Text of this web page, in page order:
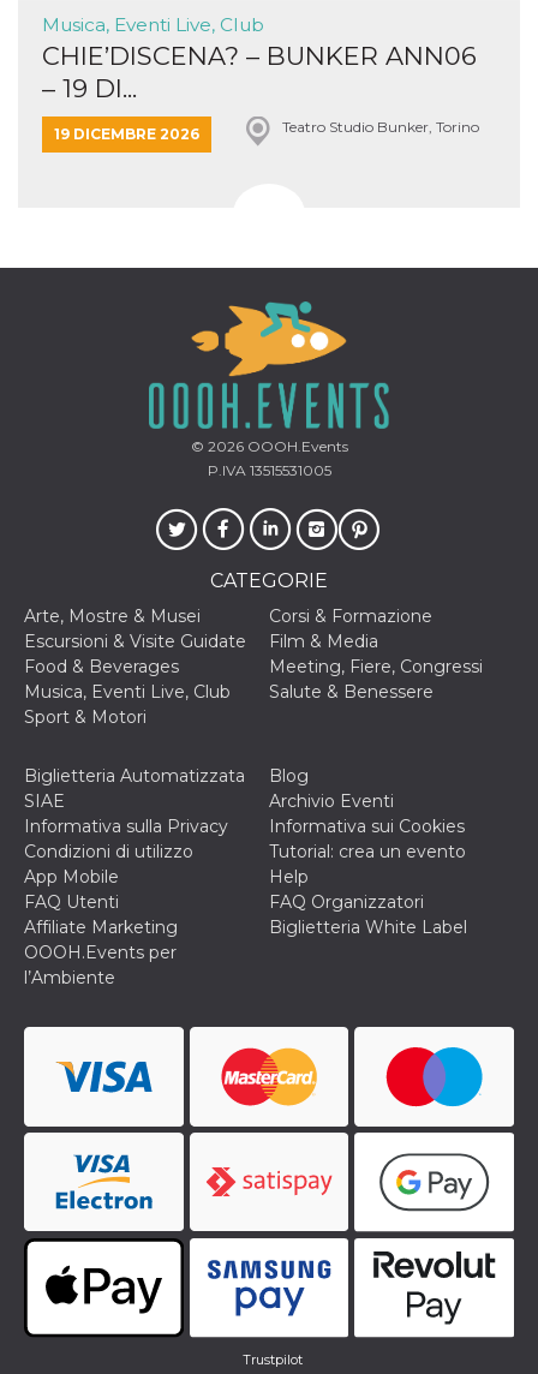
Musica, Eventi Live, Club
CHIE’DISCENA? – BUNKER ANN06
– 19 DI...
19 DICEMBRE 2026 Teatro Studio Bunker, Torino
© 2026OOOH.Events
P.IVA 13515531005
CATEGORIE
Arte, Mostre & Musei
Corsi & Formazione
Escursioni & Visite Guidate
Film & Media
Food & Beverages
Meeting, Fiere, Congressi
Musica, Eventi Live, Club
Salute & Benessere
Sport & Motori
Biglietteria Automatizzata
SIAE
Blog
Archivio Eventi
Informativa sulla Privacy
Informativa sui Cookies
Condizioni di utilizzo
Tutorial: crea un evento
App Mobile
Help
FAQ Utenti
FAQ Organizzatori
Affiliate Marketing
Biglietteria White Label
OOOH.Events per
l’Ambiente
Trustpilot